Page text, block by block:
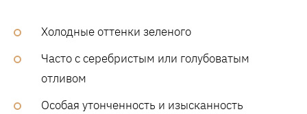
Холодные оттенки зеленого
Часто с серебристым или голубоватым
отливом
Особая утонченность и изысканность